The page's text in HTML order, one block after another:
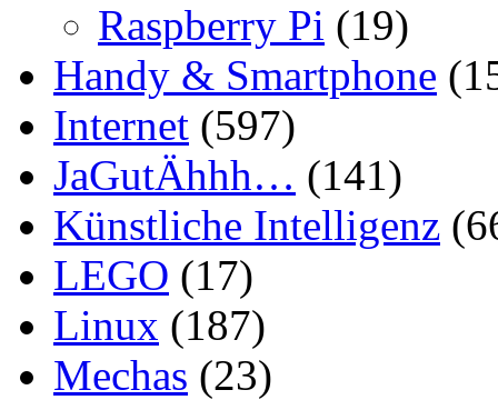
Raspberry Pi (19)
Handy & Smartphone
Internet (597)
JaGutÄhhh… (141)
Künstliche Intelligenz
LEGO (17)
Linux (187)
Mechas (23)